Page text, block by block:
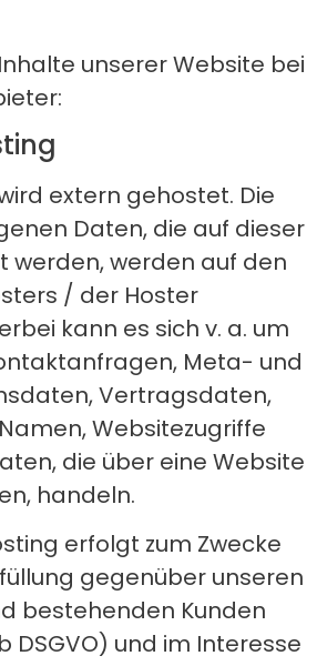
unserer Website bei
extern gehostet. Die
Daten, die auf dieser
werden, werden auf den
/ der Hoster
kann es sich v. a. um
Meta- und
Vertragsdaten,
Websitezugriffe
die über eine Website
handeln.
erfolgt zum Zwecke
gegenüber unseren
bestehenden Kunden
DSGVO) und im Interesse